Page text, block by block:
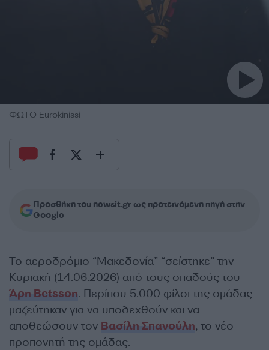
ΦΩΤΟ Eurokinissi
Προσθήκη του newsit.gr ως προτεινόμενη πηγή στην
Google
Το αεροδρόμιο “Μακεδονία” “σείστηκε” την
Κυριακή (14.06.2026) από τους οπαδούς του
Άρη Betsson. Περίπου 5.000 φίλοι της ομάδας
μαζεύτηκαν για να υποδεχθούν και να
αποθεώσουν τον Βασίλη Σπανούλη, το νέο
προπονητή της ομάδας.